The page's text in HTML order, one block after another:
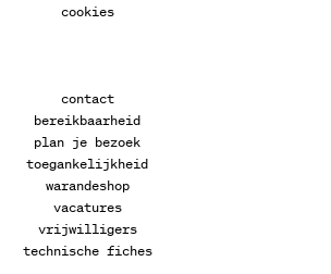
cookies
contact
bereikbaarheid
plan je bezoek
toegankelijkheid
warandeshop
vacatures
vrijwilligers
technische fiches